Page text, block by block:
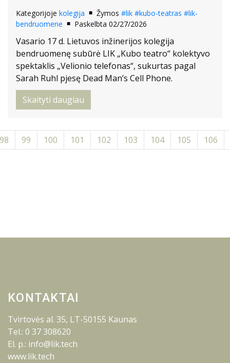
Kategorijoje kolegija Žymos #lik #kubo-teatras #lik-
bendruomene
Paskelbta 02/27/2026
Vasario 17 d. Lietuvos inžinerijos kolegija
bendruomenę subūrė LIK „Kubo teatro“ kolektyvo
spektaklis „Velionio telefonas“, sukurtas pagal
Sarah Ruhl pjesę Dead Man’s Cell Phone.
Skaityti daugiau
98 99 100 101 102 103 104 105 106
KONTAKTAI
Tvirtovės al. 35, LT-50155 Kaunas
Tel.: 0 37 308620
El. p.: info@lik.tech
www.lik.tech